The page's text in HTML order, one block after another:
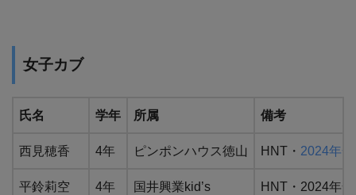
女子カブ
氏名 学年 所属 備考
西見穂香 4年 ピンポンハウス徳山 HNT・ 2024年
平鈴莉空 4年 国井興業kid’s HNT・2024年